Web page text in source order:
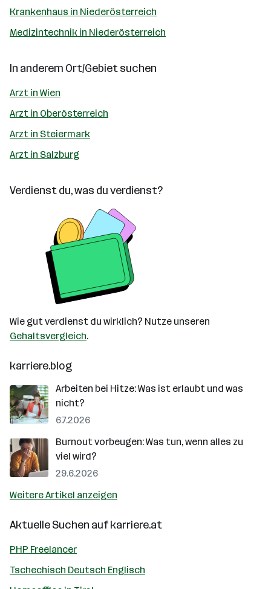
Krankenhaus in Niederösterreich
Medizintechnik in Niederösterreich
In anderem Ort/Gebiet suchen
Arzt in Wien
Arzt in Oberösterreich
Arzt in Steiermark
Arzt in Salzburg
Verdienst du, was du verdienst?
Wie gut verdienst du wirklich? Nutze unseren
Gehaltsvergleich.
karriere.blog
Arbeiten bei Hitze: Was ist erlaubt und was
nicht?
6.7.2026
Burnout vorbeugen: Was tun, wenn alles zu
viel wird?
29.6.2026
Weitere Artikel anzeigen
Aktuelle Suchen aufkarriere.at
PHP Freelancer
Tschechisch Deutsch Englisch